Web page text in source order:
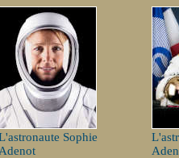
Sophie
Adenot